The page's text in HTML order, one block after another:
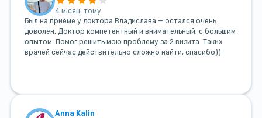
4 місяці тому
Был на приёме у доктора Владислава — остался очень
доволен. Доктор компетентный и внимательный, с большим
опытом. Помог решить мою проблему за 2 визита. Таких
врачей сейчас действительно сложно найти, спасибо))
Anna Kalin